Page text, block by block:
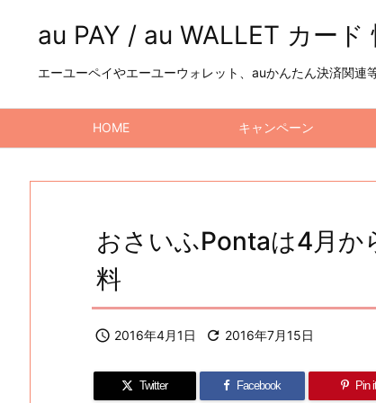
au PAY / au WALLET カード
エーユーペイやエーユーウォレット、auかんたん決済関
HOME キャンペーン
おさいふPontaは4月か
料
 2016年4月1日  2016年7月15日
Twitter Facebook Pin